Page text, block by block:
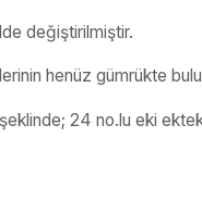
değiştirilmiştir.
henüz gümrükte
24 no.lu eki